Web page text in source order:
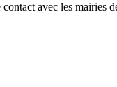
avec les mairies